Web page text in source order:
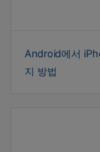
Android에서
지 방법